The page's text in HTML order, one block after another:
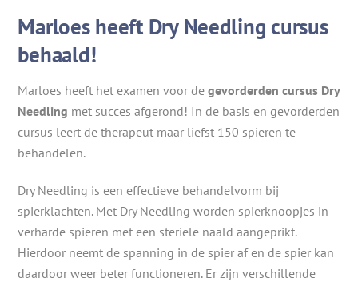
Marloes heeft Dry Needling cursus
behaald!
Marloes heeft het examen voor degevorderden cursus Dry
Needling met succes afgerond! In de basis en gevorderden
cursus leert de therapeut maar liefst 150 spieren te
behandelen.
Dry Needling is een effectieve behandelvorm bij
spierklachten. Met Dry Needling worden spierknoopjes in
verharde spieren met een steriele naald aangeprikt.
Hierdoor neemt de spanning in de spier af en de spier kan
daardoor weer beter functioneren. Er zijn verschillende